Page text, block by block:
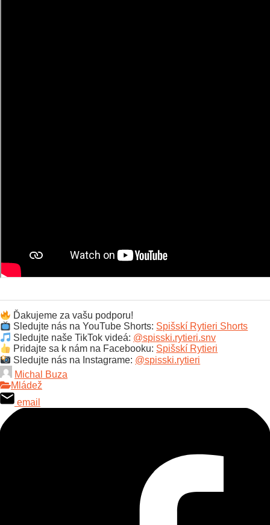
Ďakujeme za vašu podporu!
Sledujte nás na YouTube Shorts: Spišskí Rytieri Shorts
Sledujte naše TikTok videá: @spisski.rytieri.snv
Pridajte sa k nám na Facebooku: Spišskí Rytieri
Sledujte nás na Instagrame: @spisski.rytieri
Michal Buza
Mládež
email